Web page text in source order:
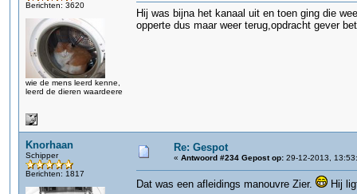
Berichten: 3620
wie de mens leerd kenne,
leerd de dieren waardeere
Hij was bijna het kanaal uit en toen ging die
opperte dus maar weer terug,opdracht gever
Knorhaan
Schipper
Berichten: 1817
Re: Gespot
« Antwoord #234 Gepost op: 29-12-2013,
Dat was een afleidings manouvre Zier.
Hij